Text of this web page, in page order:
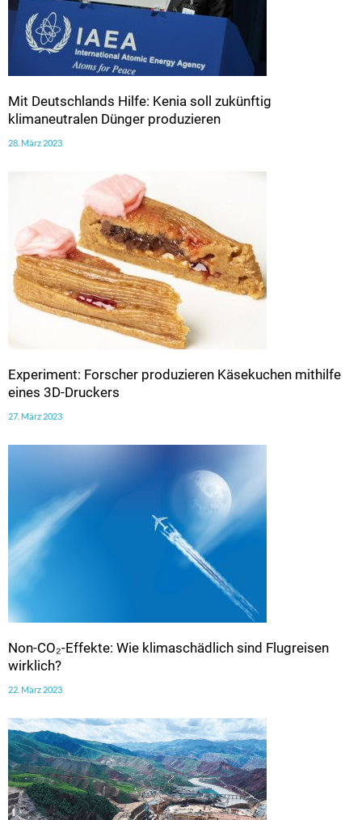
Mit Deutschlands Hilfe: Kenia soll zukünftig
klimaneutralen Dünger produzieren
28. März 2023
Experiment: Forscher produzieren Käsekuchen mithilfe
eines 3D-Druckers
27. März 2023
Non-CO₂-Effekte: Wie klimaschädlich sind Flugreisen
wirklich?
22. März 2023